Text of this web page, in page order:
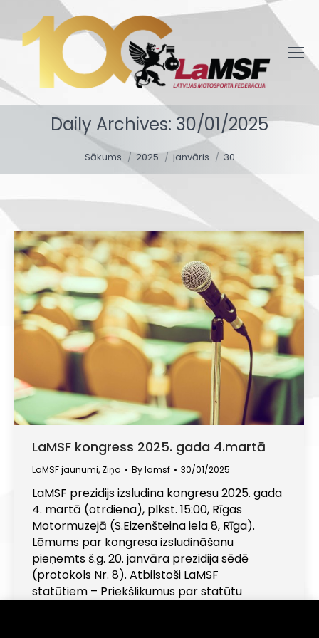
Daily Archives: 30/01/2025
Sākums 2025 janvāris 30
LaMSF kongress 2025. gada 4.martā
LaMSF jaunumi, Ziņa Bylamsf 30/01/2025
LaMSF prezidijs izsludina kongresu 2025. gada
4. martā (otrdiena), plkst. 15:00, Rīgas
Motormuzejā (S.Eizenšteina iela 8, Rīga).
Lēmums par kongresa izsludināšanu
pieņemts š.g. 20. janvāra prezidija sēdē
(protokols Nr. 8). Atbilstoši LaMSF
statūtiem – Priekšlikumus par statūtu